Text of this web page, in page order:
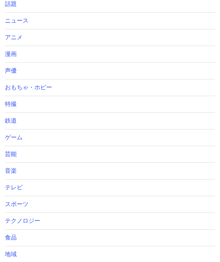
話題
ニュース
アニメ
漫画
声優
おもちゃ・ホビー
特撮
鉄道
ゲーム
芸能
音楽
テレビ
スポーツ
テクノロジー
食品
地域